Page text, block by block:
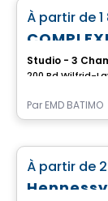
À partir de
Studio - 3
200 Bd Wilfrid-
Par EMD BATIMO
À partir de